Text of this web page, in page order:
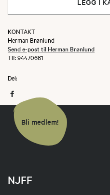
KONTAKT
Herman Brønlund
Send e-post til Herman Brønlund
Tlf: 94470661
Del:
Bli medlem!
NJFF